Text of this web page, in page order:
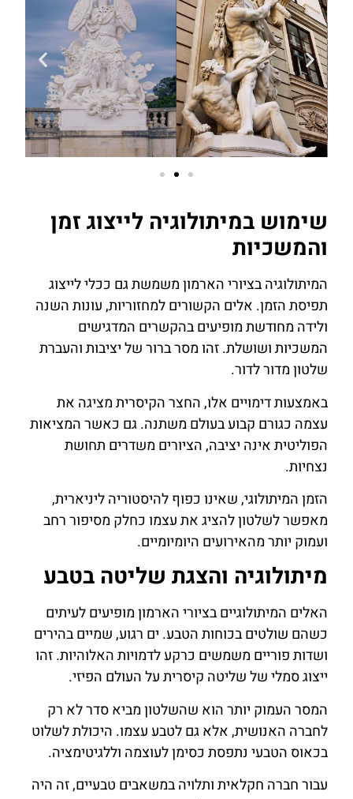
שימוש במיתולוגיה לייצוג זמן
והמשכיות
המיתולוגיה בציורי הארמון משמשת גם ככלי לייצוג
תפיסת הזמן. אלים הקשורים למחזוריות, עונות השנה
ולידה מחודשת מופיעים בהקשרים המדגישים
המשכיות ושושלת. זהו מסר ברור של יציבות והעברת
שלטון מדור לדור.
באמצעות דימויים אלו, החצר הקיסרית מציגה את
עצמה כגורם קבוע בעולם משתנה. גם כאשר המציאות
הפוליטית אינה יציבה, הציורים משדרים תחושת
נצחיות.
הזמן המיתולוגי, שאינו כפוף להיסטוריה ליניארית,
מאפשר לשלטון להציג את עצמו כחלק מסיפור רחב
ועמוק יותר מהאירועים היומיומיים.
מיתולוגיה והצגת שליטה בטבע
האלים המיתולוגיים בציורי הארמון מופיעים לעיתים
כשהם שולטים בכוחות הטבע. ים רגוע, שמיים בהירים
ושדות פוריים משמשים כרקע לדמויות האלוהיות. זהו
ייצוג סמלי של שליטה קיסרית על העולם הפיזי.
המסר העמוק יותר הוא שהשלטון מביא סדר לא רק
לחברה האנושית, אלא גם לטבע עצמו. היכולת לשלוט
בכאוס הטבעי נתפסת כסימן לעוצמה וללגיטימציה.
עבור חברה חקלאית ותלויה במשאבים טבעיים, זה היה